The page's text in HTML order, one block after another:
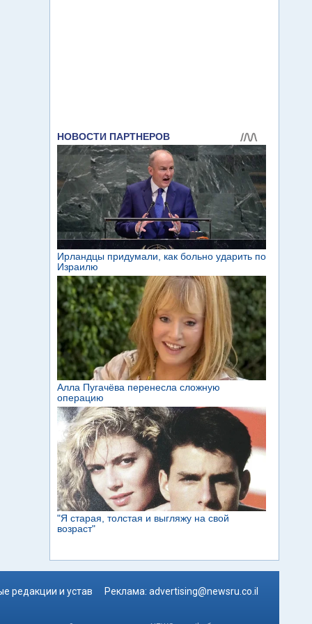
редакции и устав Реклама: advertising@newsru.co.il